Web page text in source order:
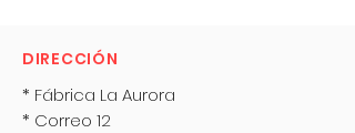
DIRECCIÓN
* Fábrica La Aurora
* Correo 12